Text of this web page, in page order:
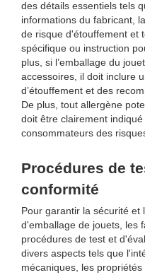
des détails essentiels tels
informations du fabricant,
de risque d'étouffement et
spécifique ou instruction
plus, si l’emballage du
accessoires, il doit inclure
d’étouffement et des
De plus, tout allergène
doit être clairement
consommateurs des
Procédures de
conformité
Pour garantir la sécurité et
d'emballage de jouets, les
procédures de test et
divers aspects tels que
mécaniques, les